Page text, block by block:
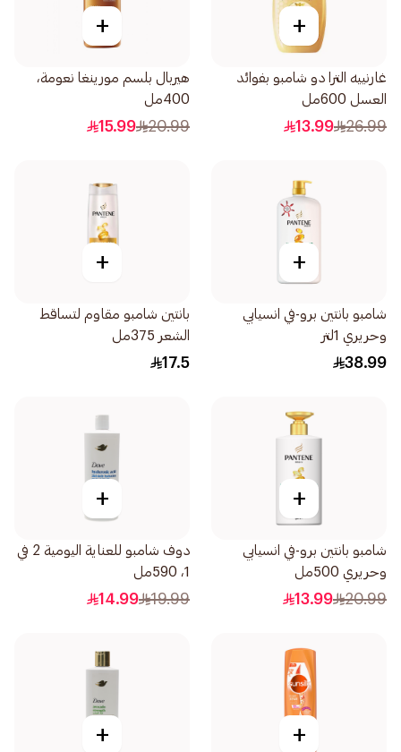
+
غارنييه الترا دو شامبو بفوائد
العسل 600مل
26.99
13.99
+
هيربال بلسم مورينغا نعومة،
400مل
20.99
15.99
+
شامبو بانتين برو-في انسيابي
وحريري 1لتر
38.99
+
بانتين شامبو مقاوم لتساقط
الشعر 375مل
17.5
+
شامبو بانتين برو-في انسيابي
وحريري 500مل
20.99
13.99
+
دوف شامبو للعناية اليومية 2 في
1، 590مل
19.99
14.99
+
+